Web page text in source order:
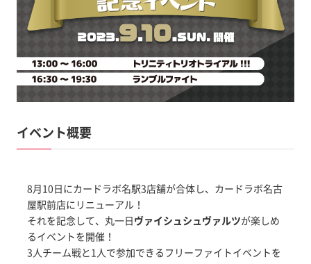
イベント概要
8月10日にカードラボ名駅3店舗が合体し、カードラボ名古
屋駅前店にリニューアル！
それを記念して、丸一日ヴァイシュシュヴァルツが楽しめ
るイベントを開催！
3人チーム戦と1人で参加できるフリーファイトイベントを